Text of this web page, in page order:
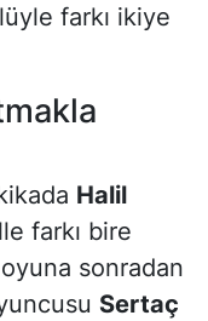
farkı ikiye
Halil
farkı bire
sonradan
Sertaç